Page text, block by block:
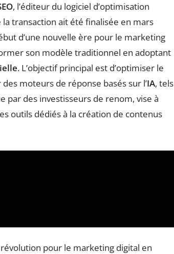
, l’éditeur du logiciel d’optimisation
la transaction ait été finalisée en mars
d’une nouvelle ère pour le marketing
son modèle traditionnel en adoptant
. L’objectif principal est d’optimiser le
des moteurs de réponse basés sur l’IA, tels
par des investisseurs de renom, vise à
outils dédiés à la création de contenus
pour le marketing digital en